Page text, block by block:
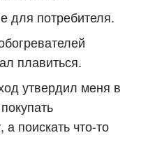
для потребителя.
плавиться.
утвердил меня в
поискать что-то